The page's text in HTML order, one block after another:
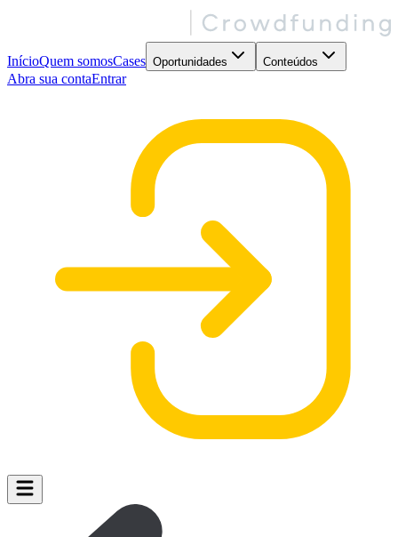
InícioQuem somosCases Oportunidades Conteúdos
Abra sua contaEntrar